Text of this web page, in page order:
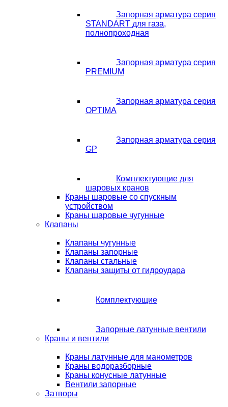
Запорная арматура серия
STANDART для газа,
полнопроходная
Запорная арматура серия
PREMIUM
Запорная арматура серия
OPTIMA
Запорная арматура серия
GP
Комплектующие для
шаровых кранов
Краны шаровые со спускным
устройством
Краны шаровые чугунные
Клапаны
Клапаны чугунные
Клапаны запорные
Клапаны стальные
Клапаны защиты от гидроудара
Комплектующие
Запорные латунные вентили
Краны и вентили
Краны латунные для манометров
Краны водоразборные
Краны конусные латунные
Вентили запорные
Затворы